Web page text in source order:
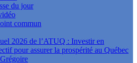
du jour
commun
2026 de l’ATUQ : Investir en
pour assurer la prospérité au Québec